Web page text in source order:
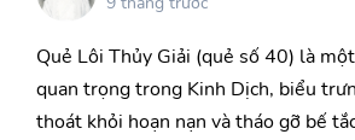
Quẻ Lôi Thủy Giải (quẻ số 40) là
quan trọng trong Kinh Dịch, biểu
thoát khỏi hoạn nạn và tháo gỡ bế